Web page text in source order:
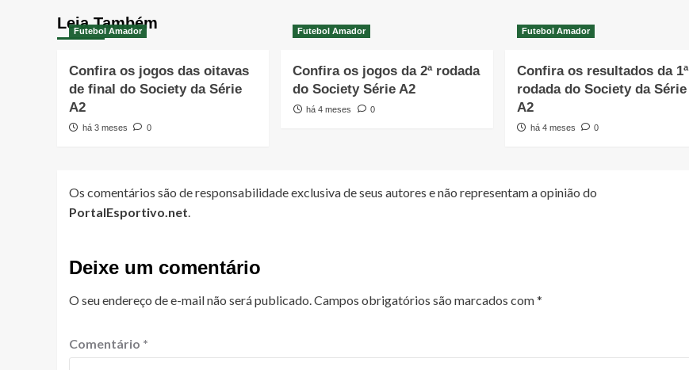
Leia Também
Futebol Amador
Confira os jogos das oitavas
de final do Society da Série
A2
há 3 meses 0
Futebol Amador
Confira os jogos da 2ª rodada
do Society Série A2
há 4 meses 0
Futebol Amador
Confira os resultados da 1ª
rodada do Society da Série
A2
há 4 meses 0
Os comentários são de responsabilidade exclusiva de seus autores e não representam a opinião do
PortalEsportivo.net.
Deixe um comentário
O seu endereço de e-mail não será publicado.Campos obrigatórios são marcados com*
Comentário *